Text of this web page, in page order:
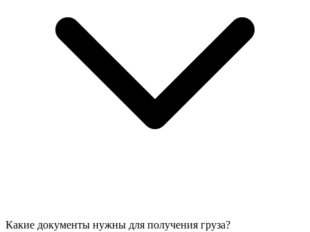
Какие документы нужны для получения груза?